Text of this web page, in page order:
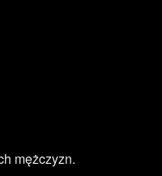
mężczyzn.